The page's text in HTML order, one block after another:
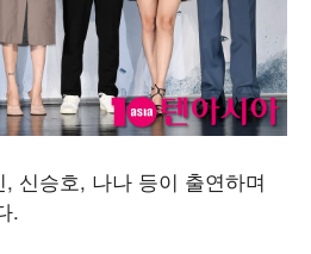
신승호, 나나 등이 출연하며
.